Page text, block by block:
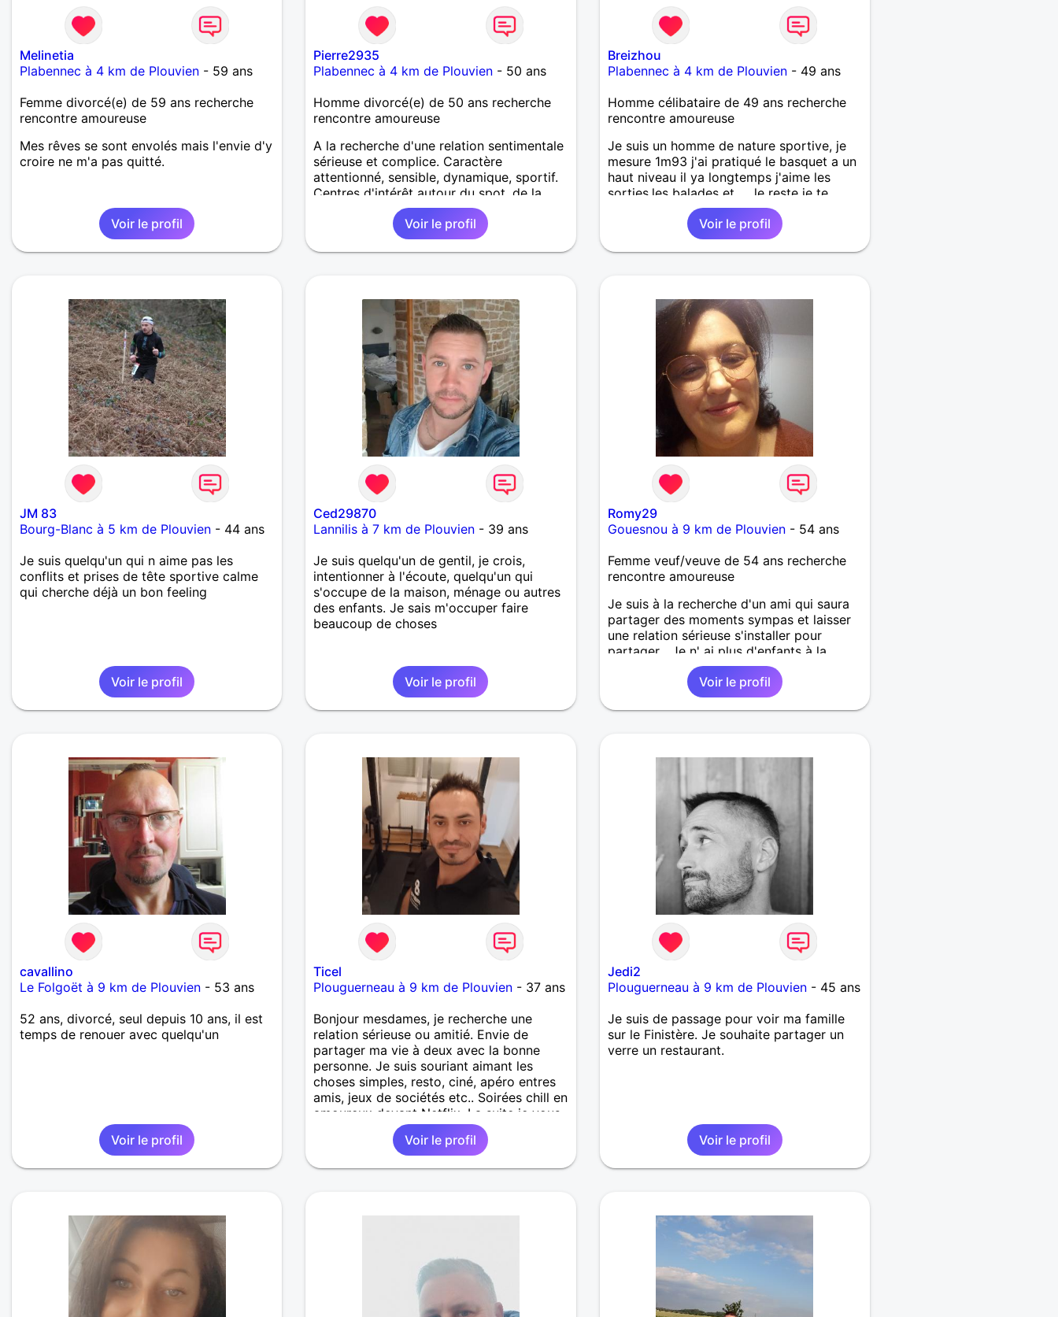
Melinetia
Plabennec à 4 km de Plouvien - 59 ans
Femme divorcé(e) de 59 ans recherche
rencontre amoureuse
Mes rêves se sont envolés mais l'envie d'y
croire ne m'a pas quitté.
Voir le profil
Pierre2935
Plabennec à 4 km de Plouvien - 50 ans
Homme divorcé(e) de 50 ans recherche
rencontre amoureuse
A la recherche d'une relation sentimentale
sérieuse et complice. Caractère
attentionné, sensible, dynamique, sportif.
Centres d'intérêt autour du spot, de la
musique, lecture, sorties..avec l'envie de
partager tout ça ou autre chose à 2
Voir le profil
Breizhou
Plabennec à 4 km de Plouvien- 49 ans
Homme célibataire de 49 ans recherche
rencontre amoureuse
Je suis un homme de nature sportive, je
mesure 1m93 j'ai pratiqué le basquet a un
haut niveau il ya longtemps j'aime les
sorties,les balades et .....le reste je te
laisse le découvrir
Voir le profil
JM 83
Bourg-Blanc à 5 km de Plouvien - 44 ans
Je suis quelqu'un qui n aime pas les
conflits et prises de tête sportive calme
qui cherche déjà un bon feeling
Voir le profil
Ced29870
Lannilis à 7 km de Plouvien - 39 ans
Je suis quelqu'un de gentil, je crois,
intentionner à l'écoute, quelqu'un qui
s'occupe de la maison, ménage ou autres
des enfants. Je sais m'occuper faire
beaucoup de choses
Voir le profil
Romy29
Gouesnou à 9 km de Plouvien- 54 ans
Femme veuf/veuve de 54 ans recherche
rencontre amoureuse
Je suis à la recherche d'un ami qui saura
partager des moments sympas et laisser
une relation sérieuse s'installer pour
partager....Je n' ai plus d'enfants à la
maison et donc beaucoup de temps libre
Voir le profil
cavallino
Le Folgoët à 9 km de Plouvien - 53 ans
52 ans, divorcé, seul depuis 10 ans, il est
temps de renouer avec quelqu'un
Voir le profil
Ticel
Plouguerneau à 9 km de Plouvien - 37 ans
Bonjour mesdames, je recherche une
relation sérieuse ou amitié. Envie de
partager ma vie à deux avec la bonne
personne. Je suis souriant aimant les
choses simples, resto, ciné, apéro entres
amis, jeux de sociétés etc.. Soirées chill en
amoureux devant Netflix. La suite je vous
laisse découvrir
Voir le profil
Jedi2
Plouguerneau à 9 km de Plouvien- 45 ans
Je suis de passage pour voir ma famille
sur le Finistère. Je souhaite partager un
verre un restaurant.
Voir le profil